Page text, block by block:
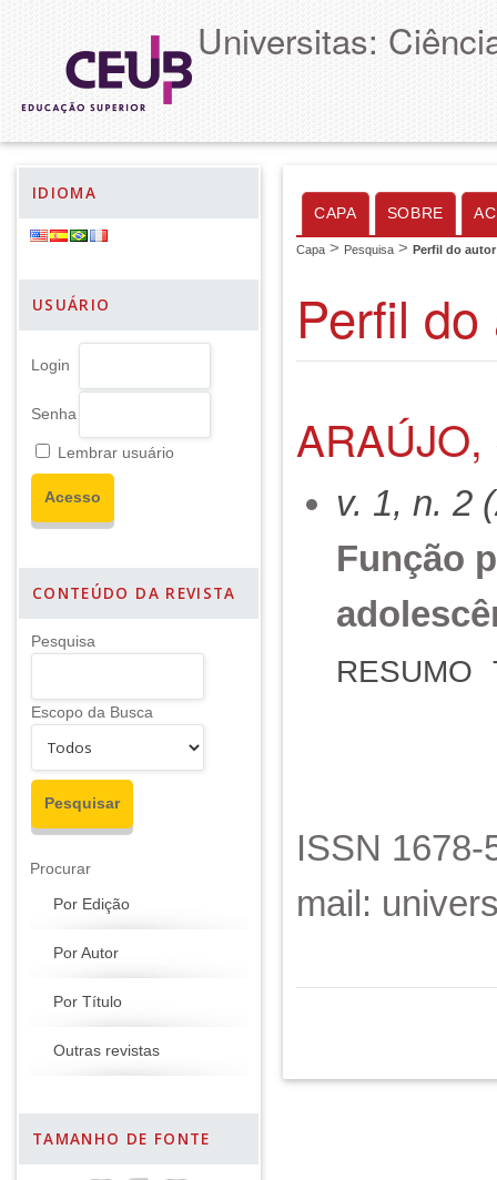
Universitas:
IDIOMA
USUÁRIO
Login
Senha
Lembrar usuário
CONTEÚDO DA REVISTA
Pesquisa
Escopo da Busca
Procurar
Por Edição
Por Autor
Por Título
Outras revistas
TAMANHO DE FONTE
CAPA SOBRE
Capa > Pesquisa > Perfil do autor
Perfil
ARAÚJO,
v. 1, n. 2
Função
RESUMO
ISSN
mail: